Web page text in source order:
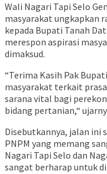
Wali Nagari Tapi Selo
masyarakat ungkapkan
kepada Bupati Tanah
merespon aspirasi
dimaksud.
“Terima Kasih Pak
masyarakat terkait
sarana vital bagi
bidang pertanian,“
Disebutkannya, jalan ini
PNPM yang memang
Nagari Tapi Selo dan
sangat berharap untuk